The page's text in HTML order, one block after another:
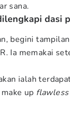
sana.
dasi
begini
Ia memakai
ialah
up flawless